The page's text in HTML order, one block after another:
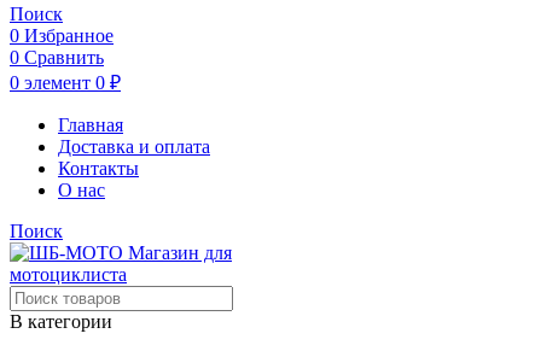
Поиск
0 Избранное
0 Сравнить
0 элемент 0 ₽
Главная
Доставка и оплата
Контакты
О нас
Поиск
В категории